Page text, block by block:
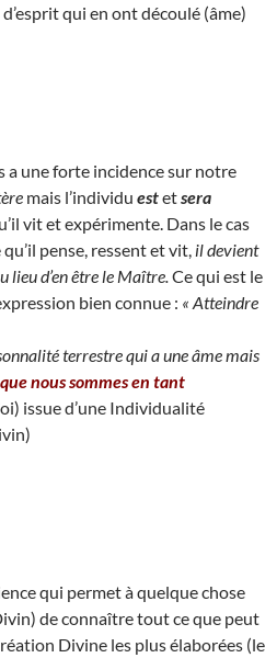
qui en ont découlé (âme)
a une forte incidence sur notre
mais l’individu estetsera
vit et expérimente. Dans le cas
pense, ressent et vit, il devient
lieu d’en être le Maître. Ce qui est le
bien connue : « Atteindre
terrestre qui a une âme mais
nous sommes en tant
issue d’une Individualité
qui permet à quelque chose
de connaître tout ce que peut
Divine les plus élaborées (le